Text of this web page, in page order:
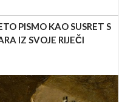
PISMO KAO SUSRET S
IZ SVOJE RIJEČI